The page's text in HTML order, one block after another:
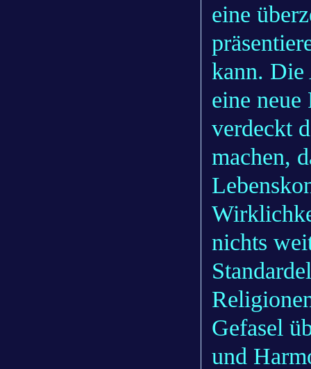
eine
kann. Die
eine
verdeckt
machen,
nichts
Gefasel
und